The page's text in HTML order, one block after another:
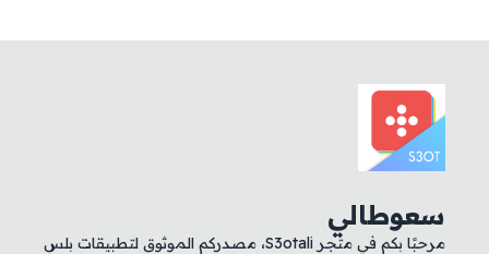
سعوطالي
مرحبًا بكم في متجر S3otali، مصدركم الموثوق لتطبيقات بلس